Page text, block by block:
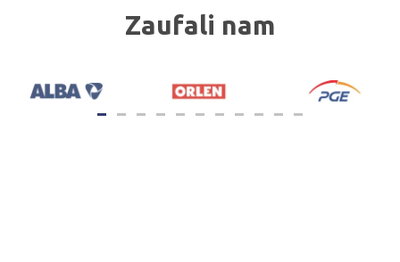
Zaufali nam